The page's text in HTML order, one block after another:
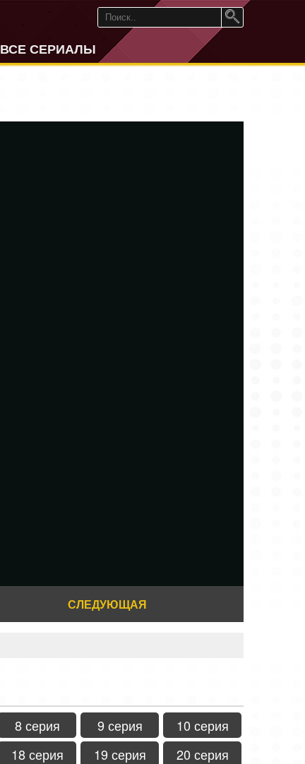
ВСЕ СЕРИАЛЫ
СЛЕДУЮЩАЯ
8 серия 9 серия
10 серия
18 серия 19 серия
20 серия